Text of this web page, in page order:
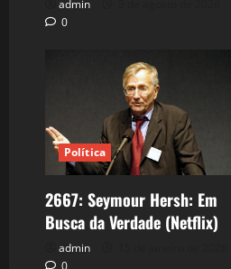
admin
0
Política
2667: Seymour Hersh: Em
Busca da Verdade (Netflix)
admin
0